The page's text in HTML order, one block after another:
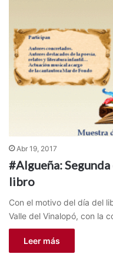
Abr 19, 2017
#Algueña:
libro
Con el motivo del día del
Valle del Vinalopó, con la
Leer más